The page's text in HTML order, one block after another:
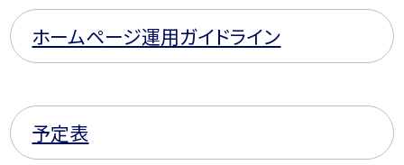
ホームページ運用ガイドライン
予定表